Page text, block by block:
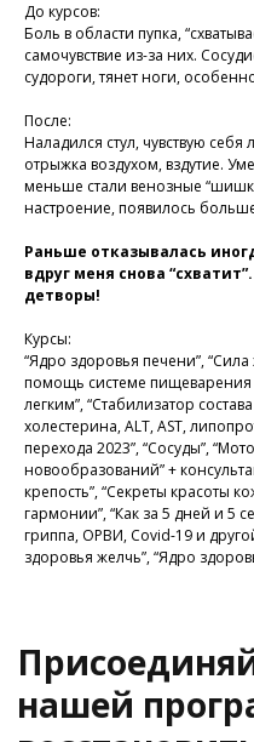
До курсов:
Боль в области пупка,
самочувствие из-за них.
судороги, тянет ноги,
После:
Наладился стул, чувствую
отрыжка воздухом, вздутие.
меньше стали венозные
настроение, появилось
Раньше отказывалась
вдруг меня снова
детворы!
Курсы:
“Ядро здоровья печени”,
помощь системе пищеварения
легким”, “Стабилизатор
холестерина, ALT, AST,
перехода 2023”, “Сосуды”,
новообразований” +
крепость”, “Секреты красоты
гармонии”, “Как за 5 дней и 5
гриппа, ОРВИ, Covid-19 и
здоровья желчь”, “Ядро
Присоединяйтесь
нашей
восстановить
без лекарств и
поликлинику
Программа